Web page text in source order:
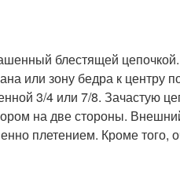
блестящей
или зону бедра к центру
3/4 или 7/8. Зачастую
на две стороны.
плетением. Кроме того,